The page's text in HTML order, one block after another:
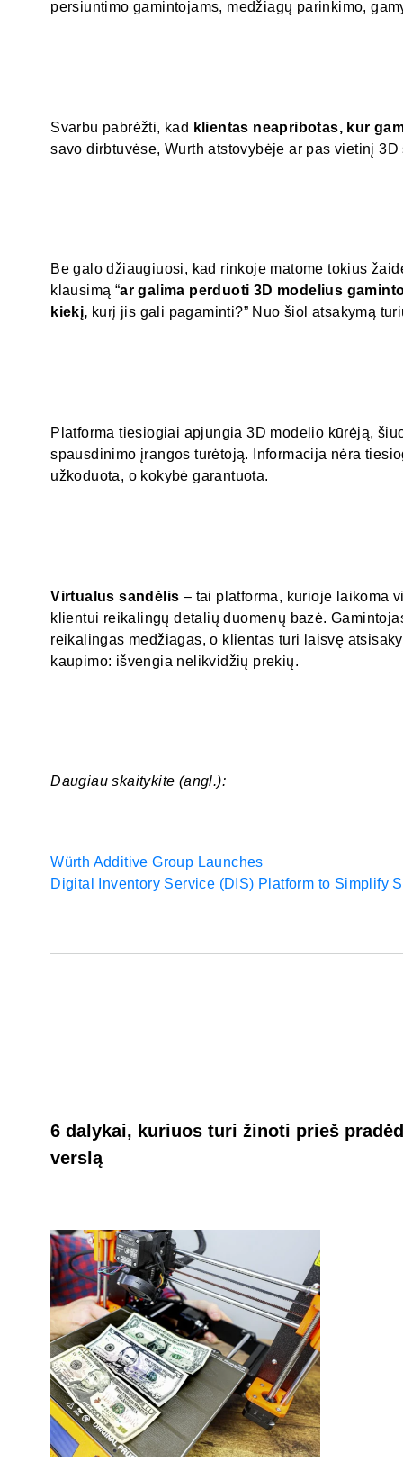
persiuntimo gamintojams, medžiagų parinkimo,
Svarbu pabrėžti, kad klientas neapribotas, kur
savo dirbtuvėse, Wurth atstovybėje ar pas vietinį
Be galo džiaugiuosi, kad rinkoje matome tokius
klausimą “ar galima perduoti 3D modelius
kiekį, kurį jis gali pagaminti?” Nuo šiol atsakymą
Platforma tiesiogiai apjungia 3D modelio kūrėją,
spausdinimo įrangos turėtoją. Informacija nėra
užkoduota, o kokybė garantuota.
Virtualus sandėlis – tai platforma, kurioje laikoma
klientui reikalingų detalių duomenų bazė.
reikalingas medžiagas, o klientas turi laisvę
kaupimo: išvengia nelikvidžių prekių.
Daugiau skaitykite (angl.):
Würth Additive Group Launches
Digital Inventory Service (DIS) Platform to Simplify
6 dalykai, kuriuos turi žinoti prieš
verslą